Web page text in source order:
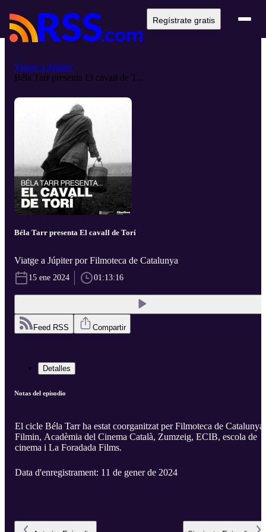
Regístrate gratis
Viatge a Júpiter
Béla Tarr presenta El cavall de T...
Béla Tarr presenta El cavall de Torí
Viatge a Júpiter por Filmoteca de Catalunya
15 ene 2024 01:13:16
Feed RSS Compartir
Detalles
Notas del episodio
El cicle Béla Tarr ha estat coorganitzat per Filmoteca de Catalunya,
Filmin, Acadèmia del Cinema Català, Zumzeig, ECIB, escola de
cinema i La Foradada Films.
Data d'enregistrament: 11 de gener de 2024